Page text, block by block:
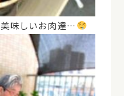
美味しいお肉達…